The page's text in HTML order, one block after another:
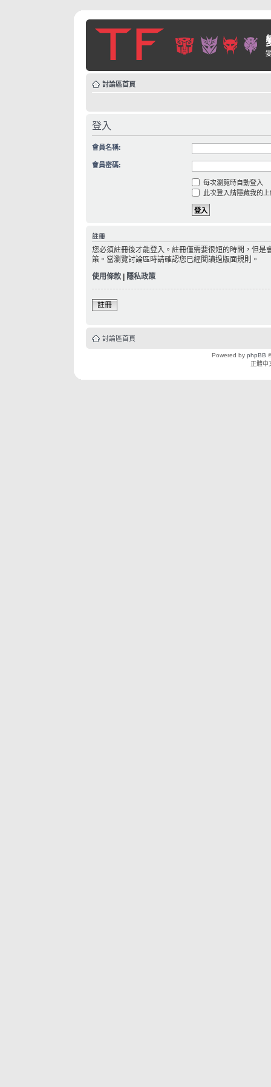
討論區首頁
登入
會員名稱:
會員密碼:
每次瀏覽時自動登入
此次登入請隱藏我的
註冊
您必須註冊後才能登入。註冊僅需要很短的時間，但
策。當瀏覽討論區時請確認您已經閱讀過版面規則。
使用條款
隱私政策
註冊
討論區首頁
Powered by phpBB
正體中